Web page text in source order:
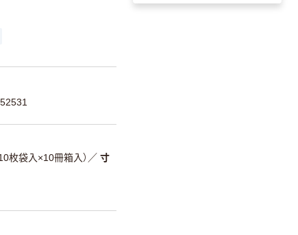
10枚袋入×10冊箱入） ／ 寸